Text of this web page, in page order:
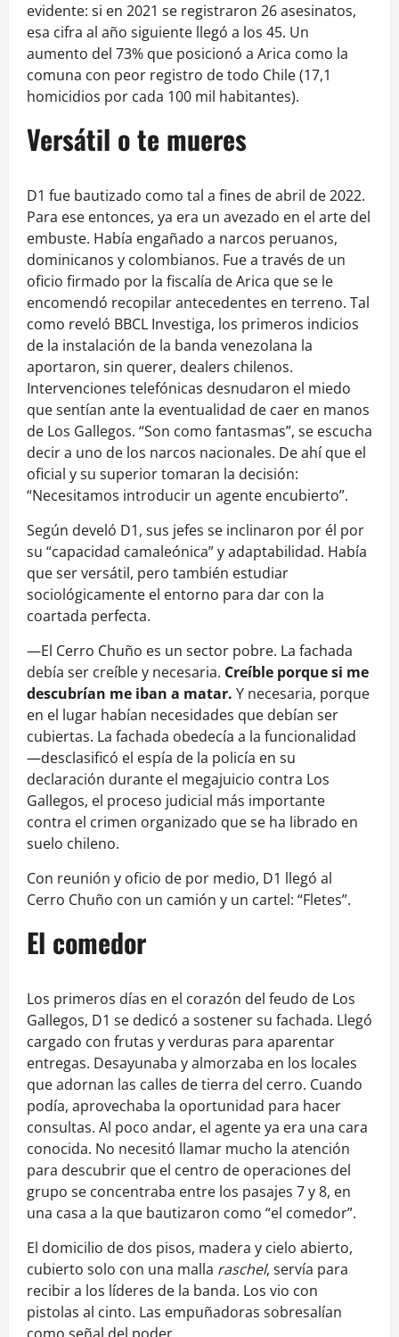
evidente: si en 2021 se registraron 26 asesinatos,
esa cifra al año siguiente llegó a los 45. Un
aumento del 73% que posicionó a Arica como la
comuna con peor registro de todo Chile (17,1
homicidios por cada 100 mil habitantes).
Versátil o te mueres
D1 fue bautizado como tal a fines de abril de 2022.
Para ese entonces, ya era un avezado en el arte del
embuste. Había engañado a narcos peruanos,
dominicanos y colombianos. Fue a través de un
oficio firmado por la fiscalía de Arica que se le
encomendó recopilar antecedentes en terreno. Tal
como reveló BBCL Investiga, los primeros indicios
de la instalación de la banda venezolana la
aportaron, sin querer, dealers chilenos.
Intervenciones telefónicas desnudaron el miedo
que sentían ante la eventualidad de caer en manos
de Los Gallegos. “Son como fantasmas”, se escucha
decir a uno de los narcos nacionales. De ahí que el
oficial y su superior tomaran la decisión:
“Necesitamos introducir un agente encubierto”.
Según develó D1, sus jefes se inclinaron por él por
su “capacidad camaleónica” y adaptabilidad. Había
que ser versátil, pero también estudiar
sociológicamente el entorno para dar con la
coartada perfecta.
—El Cerro Chuño es un sector pobre. La fachada
debía ser creíble y necesaria. Creíble porque si me
descubrían me iban a matar. Y necesaria, porque
en el lugar habían necesidades que debían ser
cubiertas. La fachada obedecía a la funcionalidad
—desclasificó el espía de la policía en su
declaración durante el megajuicio contra Los
Gallegos, el proceso judicial más importante
contra el crimen organizado que se ha librado en
suelo chileno.
Con reunión y oficio de por medio, D1 llegó al
Cerro Chuño con un camión y un cartel: “Fletes”.
El comedor
Los primeros días en el corazón del feudo de Los
Gallegos, D1 se dedicó a sostener su fachada. Llegó
cargado con frutas y verduras para aparentar
entregas. Desayunaba y almorzaba en los locales
que adornan las calles de tierra del cerro. Cuando
podía, aprovechaba la oportunidad para hacer
consultas. Al poco andar, el agente ya era una cara
conocida. No necesitó llamar mucho la atención
para descubrir que el centro de operaciones del
grupo se concentraba entre los pasajes 7 y 8, en
una casa a la que bautizaron como “el comedor”.
El domicilio de dos pisos, madera y cielo abierto,
cubierto solo con una malla raschel, servía para
recibir a los líderes de la banda. Los vio con
pistolas al cinto. Las empuñadoras sobresalían